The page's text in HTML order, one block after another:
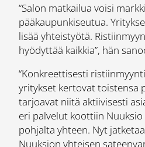
“Salon matkailua voisi
pääkaupunkiseutua.
lisää yhteistyötä.
hyödyttää kaikkia”, hän
“Konkreettisesti
yritykset kertovat toistensa
tarjoavat niitä aktiivisesti
eri palvelut koottiin Nuuksio
pohjalta yhteen. Nyt
Nuuksion yhteisen